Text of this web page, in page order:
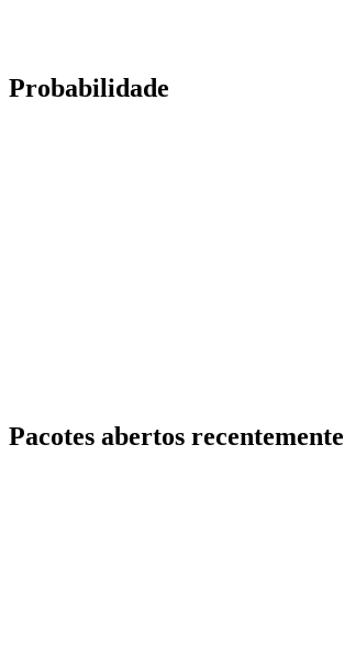
Probabilidade
Pacotes abertos recentemente